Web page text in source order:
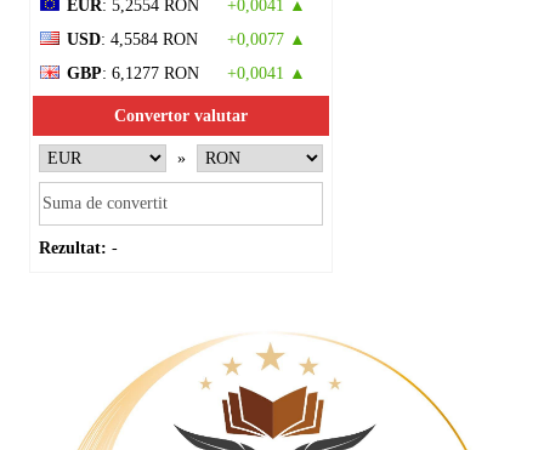
EUR: 5,2554 RON
+0,0041 ▲
USD: 4,5584 RON
+0,0077 ▲
GBP: 6,1277 RON +0,0041 ▲
Convertor valutar
»
Rezultat: -